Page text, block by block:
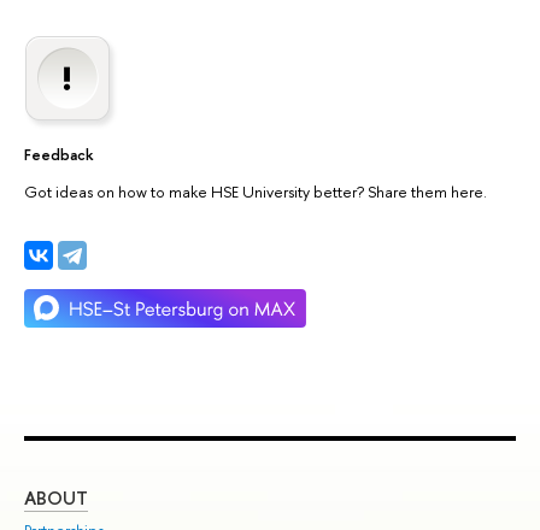
Feedback
Got ideas on how to make HSE University better? Share them here.
ABOUT